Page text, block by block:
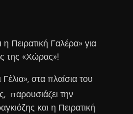
Πειρατική Γαλέρα» για
της «Χώρας»!
στα πλαίσια του
παρουσιάζει την
και η Πειρατική